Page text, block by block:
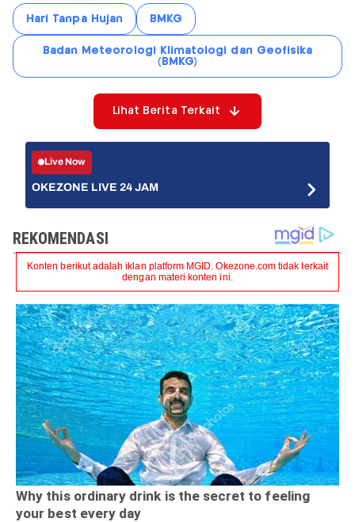
Hari Tanpa Hujan BMKG
Badan Meteorologi Klimatologi dan Geofisika
(BMKG)
Lihat Berita Terkait
Live Now
OKEZONE LIVE 24 JAM